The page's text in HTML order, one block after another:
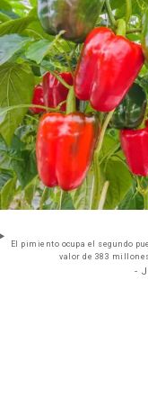
El pimiento ocupa el segundo
valor de 383
-